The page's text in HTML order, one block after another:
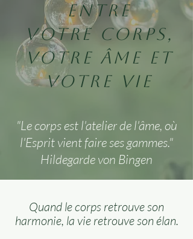
entre
votre corps,
votre âme et
votre vie
"Le corps est l'atelier de l'âme, où
l'Esprit vient faire ses gammes."
Hildegarde von Bingen
Quand le corps retrouve son
harmonie, la vie retrouve son élan.